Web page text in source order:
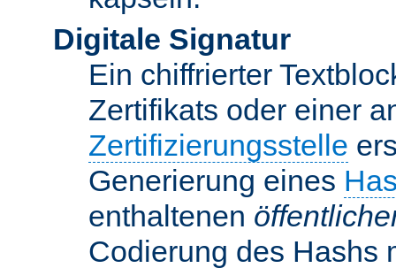
Digitale Signatur
Ein chiffrierter
Zertifikats oder einer
Zertifizierungsstelle
Generierung eines
enthaltenen
Codierung des Hashs